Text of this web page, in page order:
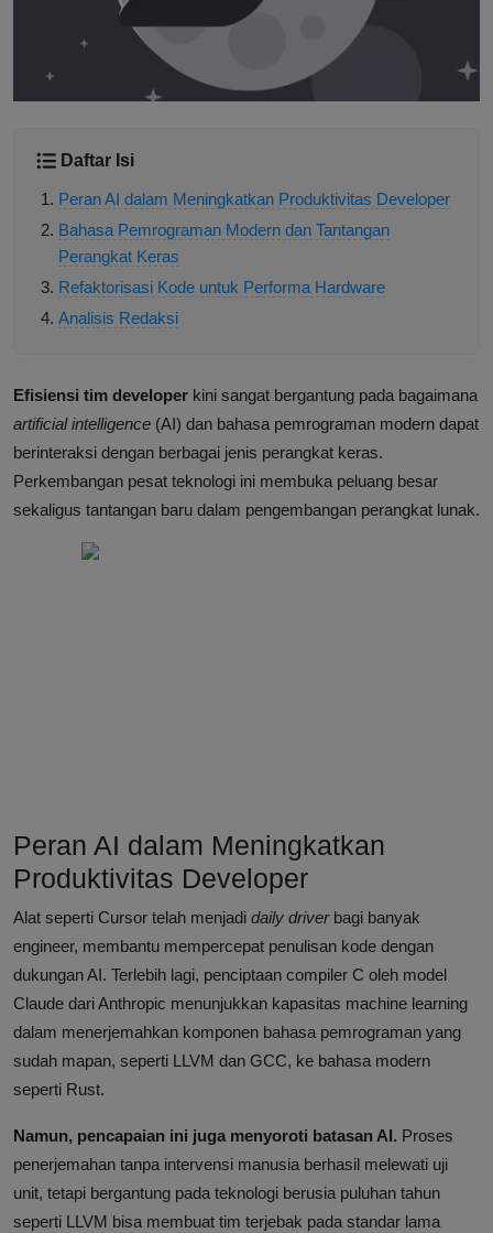
Daftar Isi
Peran AI dalam Meningkatkan Produktivitas Developer
Bahasa Pemrograman Modern dan Tantangan
Perangkat Keras
Refaktorisasi Kode untuk Performa Hardware
Analisis Redaksi
Efisiensi tim developer kini sangat bergantung pada bagaimana
artificial intelligence (AI) dan bahasa pemrograman modern dapat
berinteraksi dengan berbagai jenis perangkat keras.
Perkembangan pesat teknologi ini membuka peluang besar
sekaligus tantangan baru dalam pengembangan perangkat lunak.
Peran AI dalam Meningkatkan
Produktivitas Developer
Alat seperti Cursor telah menjadi daily driverbagi banyak
engineer, membantu mempercepat penulisan kode dengan
dukungan AI. Terlebih lagi, penciptaan compiler C oleh model
Claude dari Anthropic menunjukkan kapasitas machine learning
dalam menerjemahkan komponen bahasa pemrograman yang
sudah mapan, seperti LLVM dan GCC, ke bahasa modern
seperti Rust.
Namun, pencapaian ini juga menyoroti batasan AI. Proses
penerjemahan tanpa intervensi manusia berhasil melewati uji
unit, tetapi bergantung pada teknologi berusia puluhan tahun
seperti LLVM bisa membuat tim terjebak pada standar lama